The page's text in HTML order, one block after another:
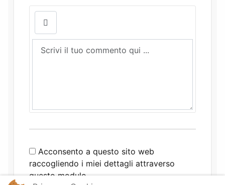
Acconsento a questo sito web
raccogliendo i miei dettagli attraverso
questo modulo.